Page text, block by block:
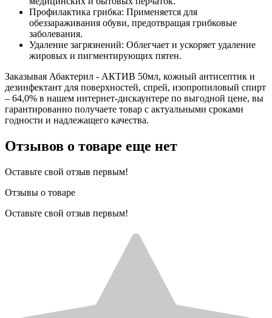
Профилактика грибка: Применяется для
обеззараживания обуви, предотвращая грибковые
заболевания.
Удаление загрязнений: Облегчает и ускоряет удаление
жировых и пигментирующих пятен.
Заказывая Абактерил - АКТИВ 50мл, кожный антисептик и
дезинфектант для поверхностей, спрей, изопропиловый спирт
– 64,0% в нашем интернет-дискаунтере по выгодной цене, вы
гарантированно получаете товар с актуальными сроками
годности и надлежащего качества.
Отзывов о товаре еще нет
Оставьте свой отзыв первым!
Отзывы о товаре
Оставьте свой отзыв первым!